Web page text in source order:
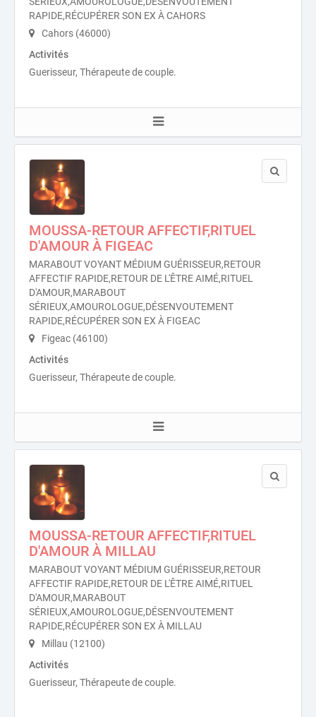
RAPIDE,RÉCUPÉRER SON EX À CAHORS
Cahors (46000)
Activités
Guerisseur, Thérapeute de couple.
MOUSSA-RETOUR AFFECTIF,RITUEL
D'AMOUR À FIGEAC
MARABOUT VOYANT MÉDIUM GUÉRISSEUR,RETOUR
AFFECTIF RAPIDE,RETOUR DE L'ÊTRE AIMÉ,RITUEL
D'AMOUR,MARABOUT
SÉRIEUX,AMOUROLOGUE,DÉSENVOUTEMENT
RAPIDE,RÉCUPÉRER SON EX À FIGEAC
Figeac (46100)
Activités
Guerisseur, Thérapeute de couple.
MOUSSA-RETOUR AFFECTIF,RITUEL
D'AMOUR À MILLAU
MARABOUT VOYANT MÉDIUM GUÉRISSEUR,RETOUR
AFFECTIF RAPIDE,RETOUR DE L'ÊTRE AIMÉ,RITUEL
D'AMOUR,MARABOUT
SÉRIEUX,AMOUROLOGUE,DÉSENVOUTEMENT
RAPIDE,RÉCUPÉRER SON EX À MILLAU
Millau (12100)
Activités
Guerisseur, Thérapeute de couple.